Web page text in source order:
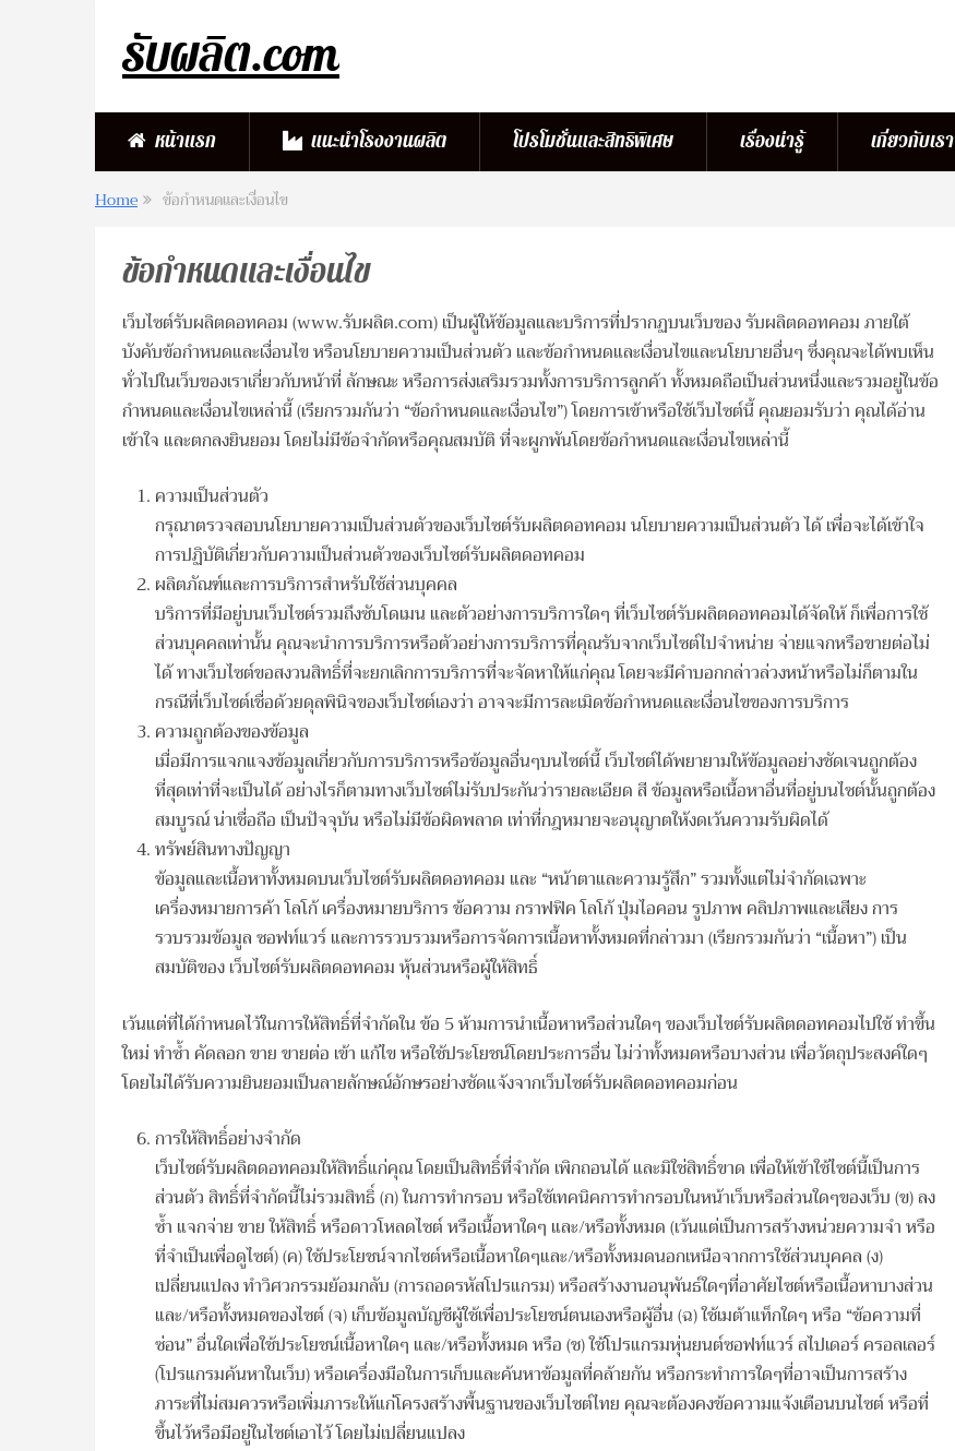
รับผลิต.com
หน้าแรก แนะนำโรงงานผลิต โปรโมชั่นและสิทธิพิเศษ เรื่องน่ารู้ เกี่ยวกับเรา
Home ข้อกำหนดและเงื่อนไข
ข้อกำหนดและเงื่อนไข
เว็บไซต์รับผลิตดอทคอม (www.รับผลิต.com) เป็นผู้ให้ข้อมูลและบริการที่ปรากฏบนเว็บของ รับผลิตดอทคอม ภายใต้
บังคับข้อกำหนดและเงื่อนไข หรือนโยบายความเป็นส่วนตัว และข้อกำหนดและเงื่อนไขและนโยบายอื่นๆ ซึ่งคุณจะได้พบเห็น
ทั่วไปในเว็บของเราเกี่ยวกับหน้าที่ ลักษณะ หรือการส่งเสริมรวมทั้งการบริการลูกค้า ทั้งหมดถือเป็นส่วนหนึ่งและรวมอยู่ในข้อ
กำหนดและเงื่อนไขเหล่านี้ (เรียกรวมกันว่า “ข้อกำหนดและเงื่อนไข”) โดยการเข้าหรือใช้เว็บไซต์นี้ คุณยอมรับว่า คุณได้อ่าน
เข้าใจ และตกลงยินยอม โดยไม่มีข้อจำกัดหรือคุณสมบัติ ที่จะผูกพันโดยข้อกำหนดและเงื่อนไขเหล่านี้
ความเป็นส่วนตัว
กรุณาตรวจสอบนโยบายความเป็นส่วนตัวของเว็บไซต์รับผลิตดอทคอม นโยบายความเป็นส่วนตัว ได้ เพื่อจะได้เข้าใจ
การปฏิบัติเกี่ยวกับความเป็นส่วนตัวของเว็บไซต์รับผลิตดอทคอม
ผลิตภัณฑ์และการบริการสำหรับใช้ส่วนบุคคล
บริการที่มีอยู่บนเว็บไซต์รวมถึงซับโดเมน และตัวอย่างการบริการใดๆ ที่เว็บไซต์รับผลิตดอทคอมได้จัดให้ ก็เพื่อการใช้
ส่วนบุคคลเท่านั้น คุณจะนำการบริการหรือตัวอย่างการบริการที่คุณรับจากเว็บไซต์ไปจำหน่าย จ่ายแจกหรือขายต่อไม่
ได้ ทางเว็บไซต์ขอสงวนสิทธิ์ที่จะยกเลิกการบริการที่จะจัดหาให้แก่คุณ โดยจะมีคำบอกกล่าวล่วงหน้าหรือไม่ก็ตามใน
กรณีที่เว็บไซต์เชื่อด้วยดุลพินิจของเว็บไซต์เองว่า อาจจะมีการละเมิดข้อกำหนดและเงื่อนไขของการบริการ
ความถูกต้องของข้อมูล
เมื่อมีการแจกแจงข้อมูลเกี่ยวกับการบริการหรือข้อมูลอื่นๆบนไซต์นี้ เว็บไซต์ได้พยายามให้ข้อมูลอย่างชัดเจนถูกต้อง
ที่สุดเท่าที่จะเป็นได้ อย่างไรก็ตามทางเว็บไซต์ไม่รับประกันว่ารายละเอียด สี ข้อมูลหรือเนื้อหาอื่นที่อยู่บนไซต์นั้นถูกต้อง
สมบูรณ์ น่าเชื่อถือ เป็นปัจจุบัน หรือไม่มีข้อผิดพลาด เท่าที่กฎหมายจะอนุญาตให้งดเว้นความรับผิดได้
ทรัพย์สินทางปัญญา
ข้อมูลและเนื้อหาทั้งหมดบนเว็บไซต์รับผลิตดอทคอม และ “หน้าตาและความรู้สึก” รวมทั้งแต่ไม่จำกัดเฉพาะ
เครื่องหมายการค้า โลโก้ เครื่องหมายบริการ ข้อความ กราฟฟิค โลโก้ ปุ่มไอคอน รูปภาพ คลิปภาพและเสียง การ
รวบรวมข้อมูล ซอฟท์แวร์ และการรวบรวมหรือการจัดการเนื้อหาทั้งหมดที่กล่าวมา (เรียกรวมกันว่า “เนื้อหา”) เป็น
สมบัติของ เว็บไซต์รับผลิตดอทคอม หุ้นส่วนหรือผู้ให้สิทธิ์
เว้นแต่ที่ได้กำหนดไว้ในการให้สิทธิ์ที่จำกัดใน ข้อ 5 ห้ามการนำเนื้อหาหรือส่วนใดๆ ของเว็บไซต์รับผลิตดอทคอมไปใช้ ทำขึ้น
ใหม่ ทำซ้ำ คัดลอก ขาย ขายต่อ เข้า แก้ไข หรือใช้ประโยชน์โดยประการอื่น ไม่ว่าทั้งหมดหรือบางส่วน เพื่อวัตถุประสงค์ใดๆ
โดยไม่ได้รับความยินยอมเป็นลายลักษณ์อักษรอย่างชัดแจ้งจากเว็บไซต์รับผลิตดอทคอมก่อน
การให้สิทธิ์อย่างจำกัด
เว็บไซต์รับผลิตดอทคอมให้สิทธิ์แก่คุณ โดยเป็นสิทธิ์ที่จำกัด เพิกถอนได้ และมิใช่สิทธิ์ขาด เพื่อให้เข้าใช้ไซต์นี้เป็นการ
ส่วนตัว สิทธิ์ที่จำกัดนี้ไม่รวมสิทธิ์ (ก) ในการทำกรอบ หรือใช้เทคนิคการทำกรอบในหน้าเว็บหรือส่วนใดๆของเว็บ (ข) ลง
ซ้ำ แจกจ่าย ขาย ให้สิทธิ์ หรือดาวโหลดไซต์ หรือเนื้อหาใดๆ และ/หรือทั้งหมด (เว้นแต่เป็นการสร้างหน่วยความจำ หรือ
ที่จำเป็นเพื่อดูไซต์) (ค) ใช้ประโยชน์จากไซต์หรือเนื้อหาใดๆและ/หรือทั้งหมดนอกเหนือจากการใช้ส่วนบุคคล (ง)
เปลี่ยนแปลง ทำวิศวกรรมย้อมกลับ (การถอดรหัสโปรแกรม) หรือสร้างงานอนุพันธ์ใดๆที่อาศัยไซต์หรือเนื้อหาบางส่วน
และ/หรือทั้งหมดของไซต์ (จ) เก็บข้อมูลบัญชีผู้ใช้เพื่อประโยชน์ตนเองหรือผู้อื่น (ฉ) ใช้เมต้าแท็กใดๆ หรือ “ข้อความที่
ซ่อน” อื่นใดเพื่อใช้ประโยชน์เนื้อหาใดๆ และ/หรือทั้งหมด หรือ (ช) ใช้โปรแกรมหุ่นยนต์ซอฟท์แวร์ สไปเดอร์ ครอลเลอร์
(โปรแกรมค้นหาในเว็บ) หรือเครื่องมือในการเก็บและค้นหาข้อมูลที่คล้ายกัน หรือกระทำการใดๆที่อาจเป็นการสร้าง
ภาระที่ไม่สมควรหรือเพิ่มภาระให้แก่โครงสร้างพื้นฐานของเว็บไซต์ไทย คุณจะต้องคงข้อความแจ้งเตือนบนไซต์ หรือที่
ขึ้นไว้หรือมีอยู่ในไซต์เอาไว้ โดยไม่เปลี่ยนแปลง